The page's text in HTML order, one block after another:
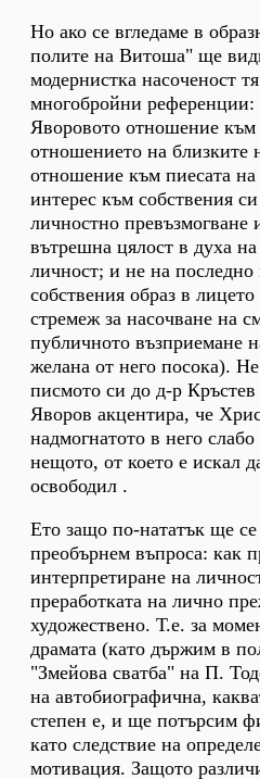
Но ако се вгледаме в
полите на Витоша" ще
модернистка насоченост
многобройни референции:
Яворовото отношение
отношението на
отношение към пиесата
интерес към собствения
личностно превъзмогване
вътрешна цялост в духа на
личност; и не на последно
собствения образ в
стремеж за насочване на
публичното възприемане
желана от него посока).
писмото си до д-р Кръстев
Яворов акцентира, че
надмогнатото в него
нещото, от което е искал
освободил .
Ето защо по-нататък ще
преобърнем въпроса: как
интерпретиране на
преработката на лично
художествено. Т.е. за
драмата (като държим в
"Змейова сватба" на П.
на автобиографична,
степен е, и ще потърсим
като следствие на
мотивация. Защото